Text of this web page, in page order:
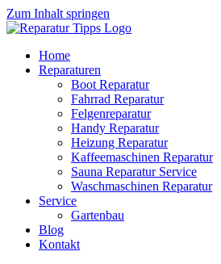
Zum Inhalt springen
Home
Reparaturen
Boot Reparatur
Fahrrad Reparatur
Felgenreparatur
Handy Reparatur
Heizung Reparatur
Kaffeemaschinen Reparatur
Sauna Reparatur Service
Waschmaschinen Reparatur
Service
Gartenbau
Blog
Kontakt